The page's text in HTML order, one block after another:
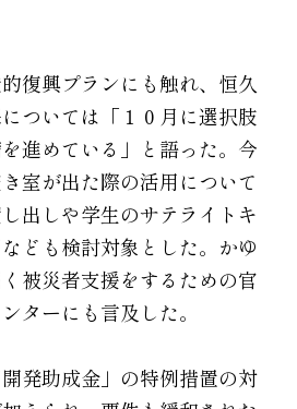
復興プランにも触れ、恒久
ついては「１０月に選択肢
進めている」と語った。今
室が出た際の活用について
出しや学生のサテライトキ
ども検討対象とした。かゆ
被災者支援をするための官
ターにも言及した。
発助成金」の特例措置の対